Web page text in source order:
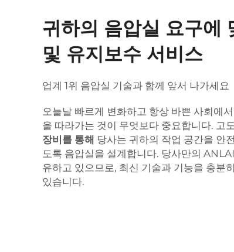
귀하의 음압실 요구에
및 유지보수 서비스
업계 1위 음압실 기술과 함께 앞서 나가세요
오늘날 빠르게 변화하고 항상 바쁜 사회에
을 따라가는 것이 무엇보다 중요합니다. 고
장비를 통해 당사는 귀하의 작업 공간을 안
도록 음압실을 설계합니다. 당사만의
유하고 있으므로, 최신 기술과 기능을 충분
있습니다.